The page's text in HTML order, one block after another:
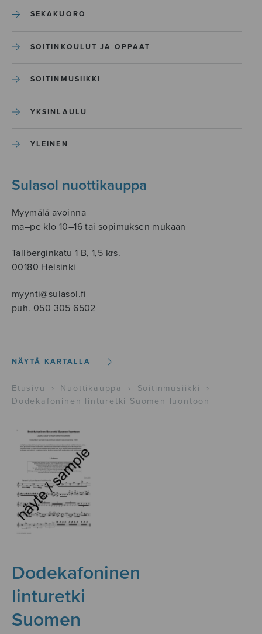
SEKAKUORO
SOITINKOULUT JA OPPAAT
SOITINMUSIIKKI
YKSINLAULU
YLEINEN
Sulasol nuottikauppa
Myymälä avoinna
ma–pe klo 10–16 tai sopimuksen mukaan
Tallberginkatu 1 B, 1,5 krs.
00180 Helsinki
myynti@sulasol.fi
puh. 050 305 6502
NÄYTÄ KARTALLA
Etusivu › Nuottikauppa › Soitinmusiikki
›
Dodekafoninen linturetki Suomen luontoon
Dodekafoninen
linturetki
Suomen